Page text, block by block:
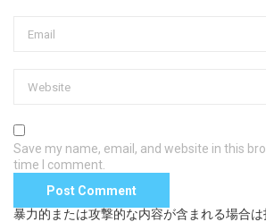
Save my name, email, and website in this
time I comment.
暴力的または攻撃的な内容が含まれる場合